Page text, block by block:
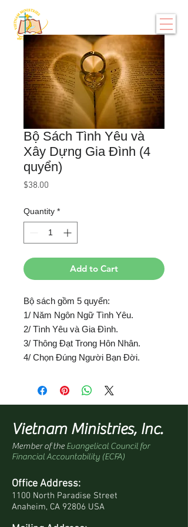
Bộ Sách Tình Yêu và
Xây Dựng Gia Đình (4
quyển)
$38.00
Quantity *
Add to Cart
Bộ sách gồm 5 quyển:
1/ Năm Ngôn Ngữ Tình Yêu.
2/ Tình Yêu và Gia Đình.
3/ Thông Đạt Trong Hôn Nhân.
4/ Chọn Đúng Người Bạn Đời.
Vietnam Ministries, Inc.
Member of the Evangelical Council for
Financial Accountability (ECFA)
Office Address:
1100 North Paradise Street
Anaheim, CA 92806 USA